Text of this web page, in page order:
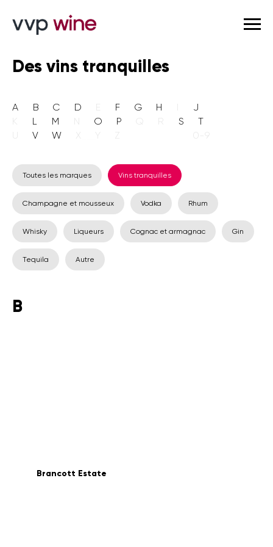
Des vins tranquilles
A B C D F G___ H
J
L M O P Q S
T
V___ W___ X Z 0-9
Toutes les marques Vins tranquilles
Champagne et mousseux Vodka Rhum
Whisky Liqueurs Cognac et armagnac Gin
Tequila Autre
B
Brancott Estate